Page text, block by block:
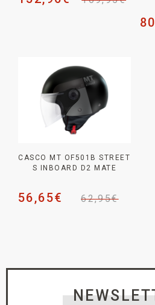
CASCO MT OF501B STREET
S INBOARD D2 MATE
62,95€
56,65€